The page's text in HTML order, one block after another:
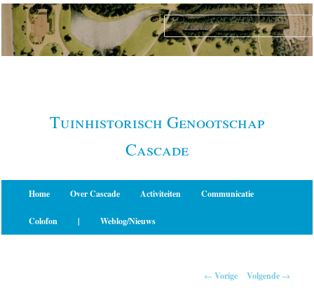
Spring
naar
primaire
Tuinhistorisch Genootschap
Cascade
Home Over Cascade Activiteiten Communicatie
Colofon | Weblog/Nieuws
← Vorige Volgende →